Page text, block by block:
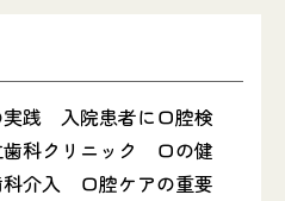
践 入院患者に口腔検
科クリニック 口の健
介入 口腔ケアの重要